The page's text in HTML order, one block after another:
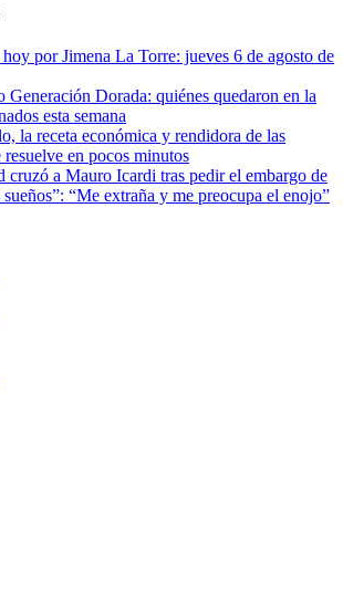
por Jimena La Torre: jueves 6 de agosto de
Generación Dorada: quiénes quedaron en la
esta semana
la receta económica y rendidora de las
resuelve en pocos minutos
cruzó a Mauro Icardi tras pedir el embargo de
sueños”: “Me extraña y me preocupa el enojo”